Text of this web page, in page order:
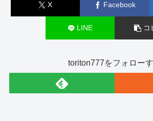
X Facebook
LINE コ
toriton777をフォロー